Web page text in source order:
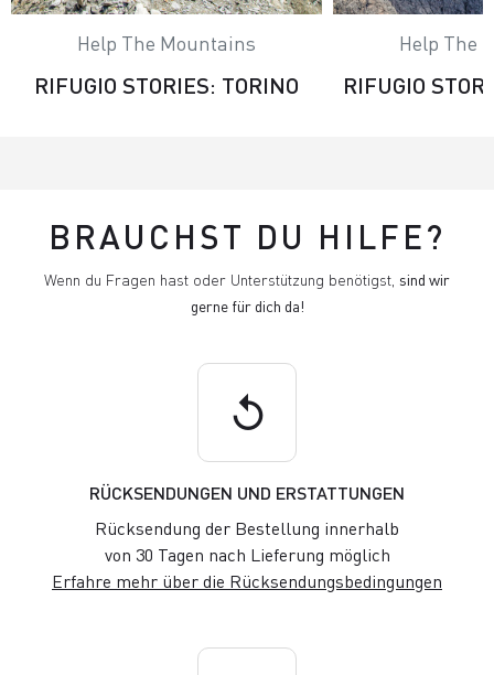
Help The Mountains
RIFUGIO STORIES: TORINO
Help The
RIFUGIO
BRAUCHST DU HILFE?
Wenn du Fragen hast oder Unterstützung benötigst, sind wir
gerne für dich da!
replay
RÜCKSENDUNGEN UND ERSTATTUNGEN
Rücksendung der Bestellung innerhalb
von 30 Tagen nach Lieferung möglich
Erfahre mehr über die Rücksendungsbedingungen